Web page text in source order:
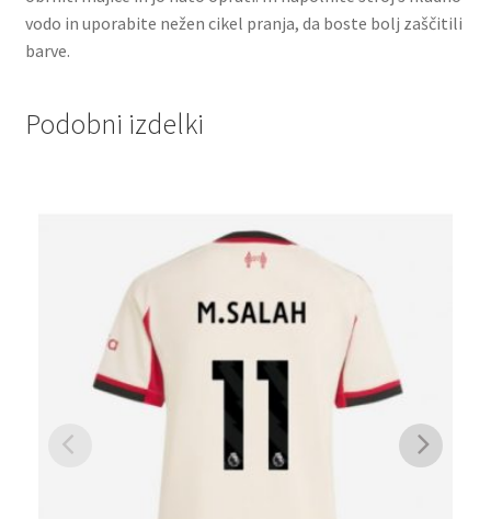
vodo in uporabite nežen cikel pranja, da boste bolj zaščitili
barve.
Podobni izdelki